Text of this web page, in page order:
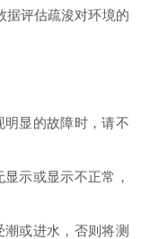
据评估疏浚对环境的
显的故障时，请不
示或显示不正常，
或进水，否则将测